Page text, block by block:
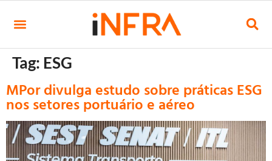
Tag: ESG
MPor divulga estudo sobre práticas ESG
nos setores portuário e aéreo